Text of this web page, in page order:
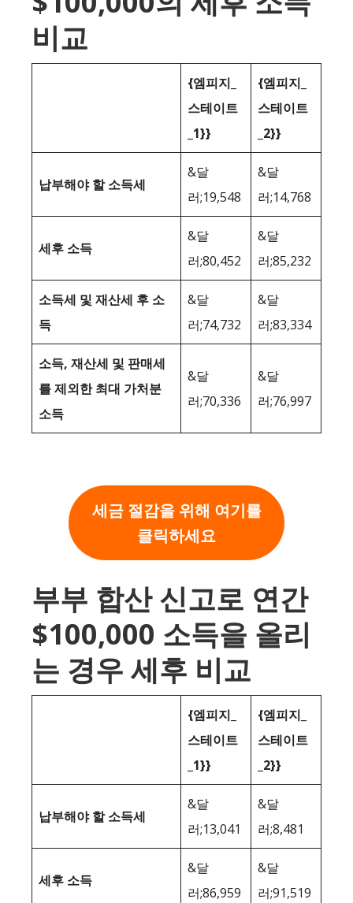
비교
{엠피지_
스테이트
_1}}
{엠피지_
스테이트
_2}}
납부해야 할 소득세
&달
러;19,548
&달
러;14,768
세후 소득
&달
러;80,452
&달
러;85,232
소득세 및 재산세 후 소
득
&달
러;74,732
&달
러;83,334
소득, 재산세 및 판매세
를 제외한 최대 가처분
소득
&달
러;70,336
&달
러;76,997
세금 절감을 위해 여기를
클릭하세요
부부 합산 신고로 연간
$100,000 소득을 올리
는 경우 세후 비교
{엠피지_
스테이트
_1}}
{엠피지_
스테이트
_2}}
납부해야 할 소득세
&달
러;13,041
&달
러;8,481
세후 소득
&달
러;86,959
&달
러;91,519